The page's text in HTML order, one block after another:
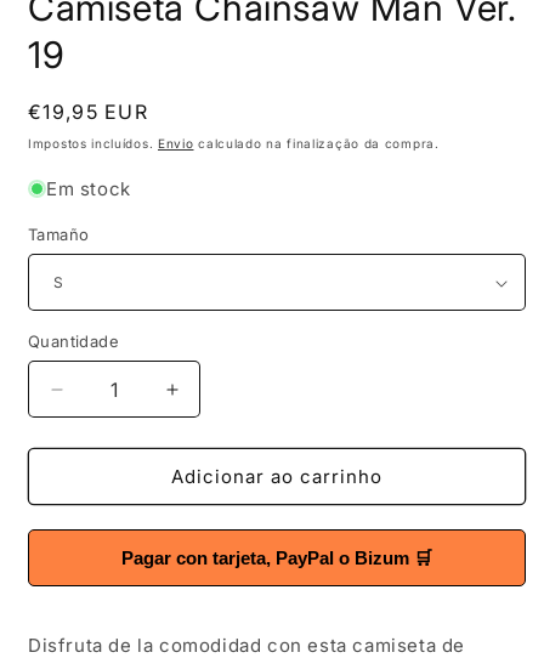
1
em
modal
19
Preço
normal
€19,95 EUR
Impostos incluídos. Envio calculado na finalização da compra.
Em stock
Tamaño
Quantidade
Quantidade
Diminuir
a
quantidade
Camiseta
Chainsaw
Aumentar
a
quantidade
de
Camiseta
Chainsaw
Man
Adicionar ao carrinho
Pagar con tarjeta, PayPal o Bizum 🛒
Disfruta de la comodidad con esta camiseta de